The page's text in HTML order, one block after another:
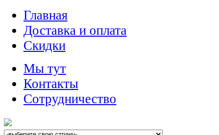
Главная
Доставка и оплата
Скидки
Мы тут
Контакты
Сотрудничество